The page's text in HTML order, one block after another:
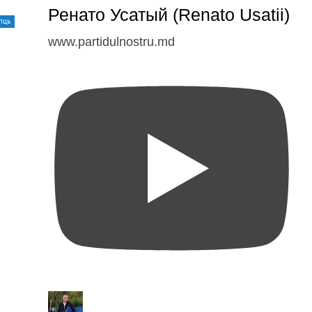
Ренато Усатый (Renato Usatii)
www.partidulnostru.md